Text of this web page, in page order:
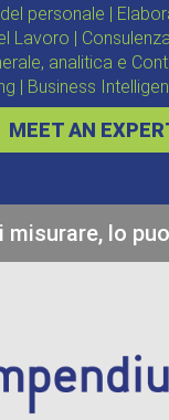
personale |
Lavoro |
analitica e
| Business
MEET AN
misurare, lo